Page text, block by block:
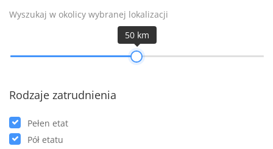
Wyszukaj w okolicy wybranej lokalizacji
50 km
Rodzaje zatrudnienia
Pełen etat
Pół etatu